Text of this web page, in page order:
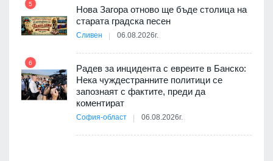
5
Нова Загора отново ще бъде столица на
старата градска песен
Сливен 06.08.2026г.
6
Радев за инцидента с евреите в Банско:
Нека чуждестранните политици се
запознаят с фактите, преди да
коментират
София-област 06.08.2026г.